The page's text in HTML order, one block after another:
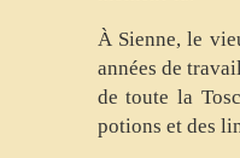
À Sienne, le
années de
de toute la
potions et des